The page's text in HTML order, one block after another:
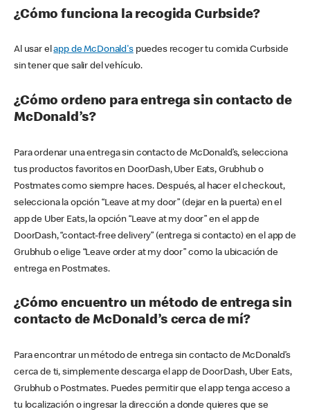
¿Cómo funciona la recogida Curbside?
Al usar elapp de McDonald'spuedes recoger tu comida Curbside
sin tener que salir del vehículo.
¿Cómo ordeno para entrega sin contacto de
McDonald’s?
Para ordenar una entrega sin contacto de McDonald’s, selecciona
tus productos favoritos en DoorDash, Uber Eats, Grubhub o
Postmates como siempre haces. Después, al hacer el checkout,
selecciona la opción “Leave at my door” (dejar en la puerta) en el
app de Uber Eats, la opción “Leave at my door” en el app de
DoorDash, “contact-free delivery” (entrega si contacto) en el app de
Grubhub o elige “Leave order at my door” como la ubicación de
entrega en Postmates.
¿Cómo encuentro un método de entrega sin
contacto de McDonald’s cerca de mí?
Para encontrar un método de entrega sin contacto de McDonald’s
cerca de ti, simplemente descarga el app de DoorDash, Uber Eats,
Grubhub o Postmates. Puedes permitir que el app tenga acceso a
tu localización o ingresar la dirección a donde quieres que se